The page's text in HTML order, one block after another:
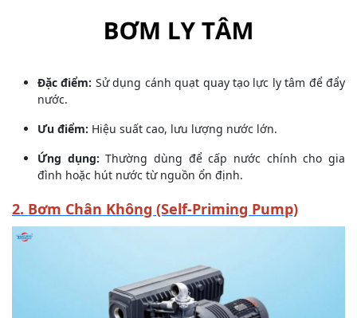
Đặc điểm: Sử dụng cánh quạt quay tạo lực ly tâm để đẩy
nước.
Ưu điểm: Hiệu suất cao, lưu lượng nước lớn.
Ứng dụng: Thường dùng để cấp nước chính cho gia
đình hoặc hút nước từ nguồn ổn định.
2. Bơm Chân Không (Self-Priming Pump)